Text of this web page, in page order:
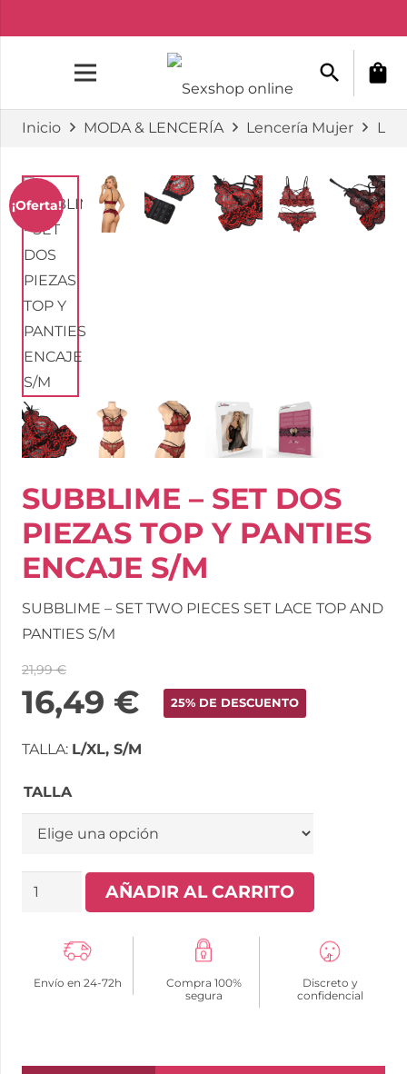
search shopping_bag
Inicio MODA & LENCERÍA Lencería Mujer
¡Oferta!
SUBBLIME – SET DOS
PIEZAS TOP Y PANTIES
ENCAJE S/M
SUBBLIME – SET TWO PIECES SET LACE TOP AND
PANTIES S/M
21,99€
16,49 € 25% DE DESCUENTO
TALLA: L/XL, S/M
TALLA
SUBBLIME
PIEZAS
AÑADIR AL CARRITO
Envío en 24-72h
Compra 100%
segura
Discreto y
confidencial